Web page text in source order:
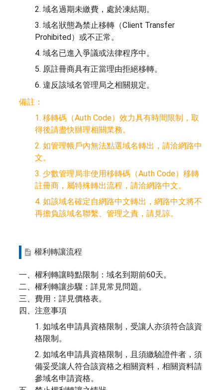
2. 域名過期未繳費，處於凍結期。
3. 域名狀態為禁止移轉（Client Transfer
Prohibited）或不正常。
4. 域名已進入爭議或法律程序中。
5. 原註冊商具有正當理由拒絕移轉。
6. 違反該域名管理局之相關規定。
備註：
1. 移轉碼（Auth Code）效力具有時間限制，取
得後請盡快辦理相關業務。
2. 如管理帳戶內無法點選域名轉出，請洽網路中
文。
3. 少數管理局非使用移轉碼（Auth Code）移轉
註冊商，屬特殊轉出流程，請洽網路中文。
4. 如該域名確定自網路中文轉出，網路中文將不
再擔負該域名聯繫、管理之責，請見諒。
權利轉讓流程
一、權利轉讓時點限制：域名到期前60天。
二、權利轉讓步驟：詳見常見問題。
三、費用：詳見價格表。
四、注意事項
1. 如域名申請具資格限制，受讓人亦須符合該資
格限制。
2. 如域名申請具資格限制，且須繳驗證件者，須
備妥受讓人符合該資格之相關資料，相關資料請
參域名申請資格。